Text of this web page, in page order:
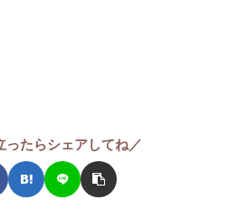
ったらシェアしてね／